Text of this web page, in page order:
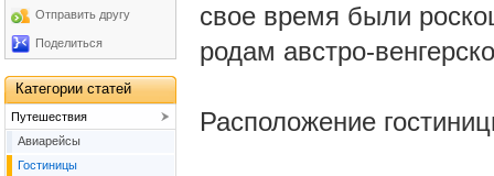
свое время были
родам австро-
Расположение
Отправить другу
Поделиться
Категории статей
Путешествия
Авиарейсы
Гостиницы